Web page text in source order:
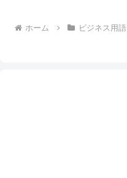
ホーム ビジネス用語